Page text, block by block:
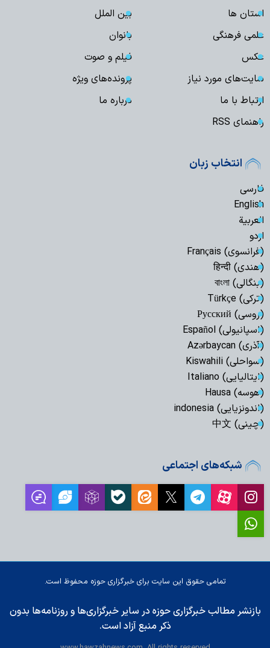
استان ها
بین الملل
علمی فرهنگی
بانوان
عکس
فیلم و صوت
سایت‌های مورد نیاز
پرونده‌های ویژه
ارتباط با ما
درباره ما
راهنمای RSS
انتخاب زبان
فارسی
English
العربیة
اردو
(فرانسوی) Français
(هندی) हिन्दी
(بنگالی) বাংলা
(ترکی) Türkçe
(روسی) Русский
(اسپانیولی) Español
(آذری) Azərbaycan
(سواحلی) Kiswahili
(ایتالیایی) Italiano
(هوسه) Hausa
(اندونزیایی) indonesia
(چینی) 中文
شبکه‌های اجتماعی
تمامی حقوق این سایت برای خبرگزاری حوزه محفوظ است.
بازنشر مطالب خبرگزاری حوزه در سایر خبرگزاری‌ها و روزنامه‌ها بدون
ذکر منبع آزاد است.